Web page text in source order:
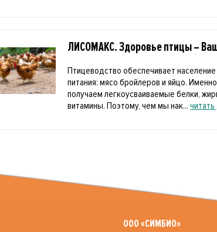
ЛИСОМАКС. Здоровье птицы –
Птицеводство обеспечивает
питания: мясо бройлеров и яйцо.
получаем легкоусваиваемые белки,
витамины. Поэтому, чем мы нак...
ООО «СИМБИО»